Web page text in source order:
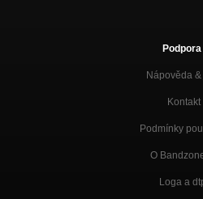
Podpora
Nápověda &
Kontakt
Podmínky
O
Loga a